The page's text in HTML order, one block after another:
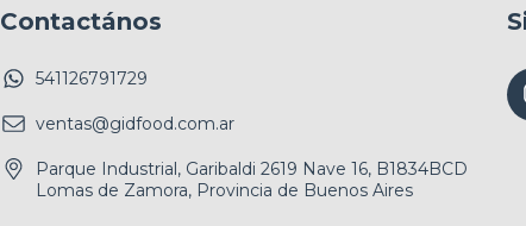
Contactános
541126791729
ventas@gidfood.com.ar
Parque Industrial, Garibaldi 2619 Nave 16, B1834BCD
Lomas de Zamora, Provincia de Buenos Aires